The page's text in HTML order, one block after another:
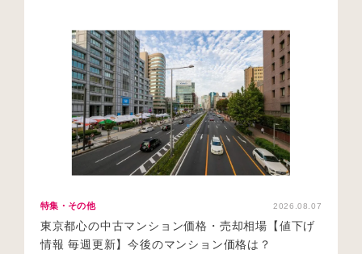
特集・その他 2026.08.07
東京都心の中古マンション価格・売却相場【値下げ
情報 毎週更新】今後のマンション価格は？